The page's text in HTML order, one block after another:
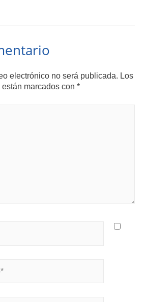
electrónico no será publicada. Los
marcados con *